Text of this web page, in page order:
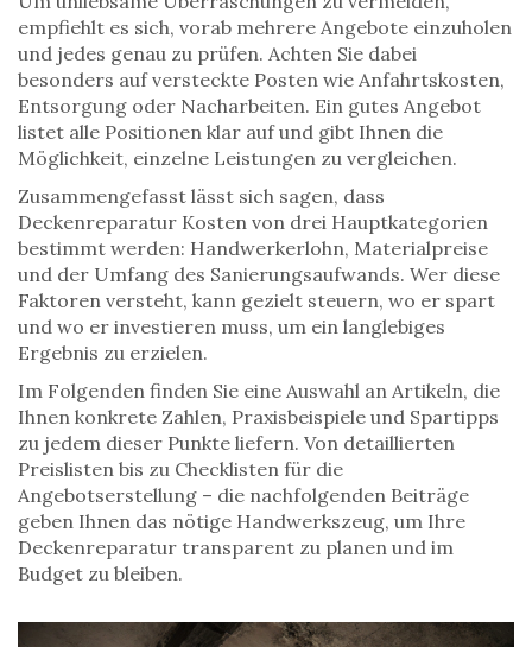
empfiehlt es sich, vorab mehrere Angebote einzuholen
und jedes genau zu prüfen. Achten Sie dabei
besonders auf versteckte Posten wie Anfahrtskosten,
Entsorgung oder Nacharbeiten. Ein gutes Angebot
listet alle Positionen klar auf und gibt Ihnen die
Möglichkeit, einzelne Leistungen zu vergleichen.
Zusammengefasst lässt sich sagen, dass
Deckenreparatur Kosten von drei Hauptkategorien
bestimmt werden: Handwerkerlohn, Materialpreise
und der Umfang des Sanierungsaufwands. Wer diese
Faktoren versteht, kann gezielt steuern, wo er spart
und wo er investieren muss, um ein langlebiges
Ergebnis zu erzielen.
Im Folgenden finden Sie eine Auswahl an Artikeln, die
Ihnen konkrete Zahlen, Praxisbeispiele und Spartipps
zu jedem dieser Punkte liefern. Von detaillierten
Preislisten bis zu Checklisten für die
Angebotserstellung – die nachfolgenden Beiträge
geben Ihnen das nötige Handwerkszeug, um Ihre
Deckenreparatur transparent zu planen und im
Budget zu bleiben.